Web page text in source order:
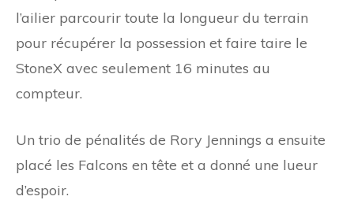
l’ailier parcourir toute la longueur du terrain
pour récupérer la possession et faire taire le
StoneX avec seulement 16 minutes au
compteur.
Un trio de pénalités de Rory Jennings a ensuite
placé les Falcons en tête et a donné une lueur
d’espoir.